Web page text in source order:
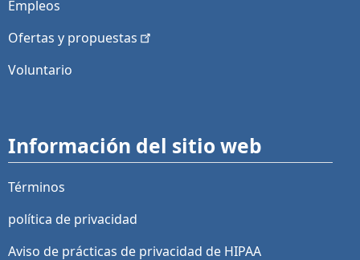
Empleos
Ofertas y propuestas
Voluntario
Información del sitio web
Términos
política de privacidad
Aviso de prácticas de privacidad de HIPAA